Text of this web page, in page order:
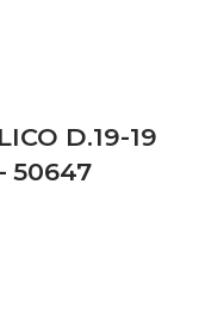
D.19-19
50647